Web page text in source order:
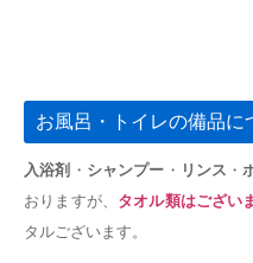
お風呂・トイレの備品に
入浴剤 ・ シャンプー ・ リンス ・
おりますが、 タオル類はござい
タルございます。